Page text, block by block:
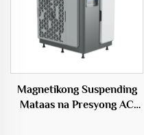
Magnetikong Suspending
Mataas na Presyong AC